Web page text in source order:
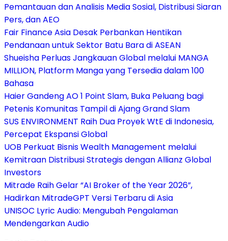
Pemantauan dan Analisis Media Sosial, Distribusi Siaran
Pers, dan AEO
Fair Finance Asia Desak Perbankan Hentikan
Pendanaan untuk Sektor Batu Bara di ASEAN
Shueisha Perluas Jangkauan Global melalui MANGA
MILLION, Platform Manga yang Tersedia dalam 100
Bahasa
Haier Gandeng AO 1 Point Slam, Buka Peluang bagi
Petenis Komunitas Tampil di Ajang Grand Slam
SUS ENVIRONMENT Raih Dua Proyek WtE di Indonesia,
Percepat Ekspansi Global
UOB Perkuat Bisnis Wealth Management melalui
Kemitraan Distribusi Strategis dengan Allianz Global
Investors
Mitrade Raih Gelar “AI Broker of the Year 2026”,
Hadirkan MitradeGPT Versi Terbaru di Asia
UNISOC Lyric Audio: Mengubah Pengalaman
Mendengarkan Audio